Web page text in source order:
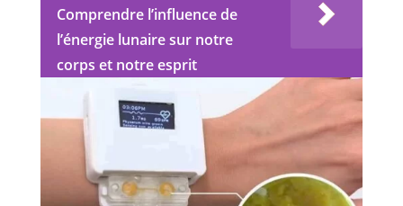
Comprendre l’influence de
l’énergie lunaire sur notre
corps et notre esprit